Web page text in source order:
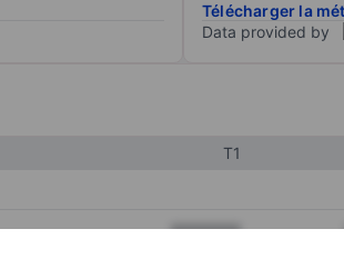
Télécharger la
Data provided by
T1
XXXXXXX